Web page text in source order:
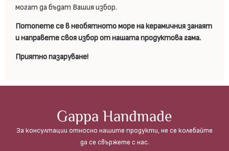
могат да бъдат Вашия избор.
Потопете се в необятното море на керамичния занаят
и направете своя избор от нашата продуктова гама.
Приятно пазаруване!
Gappa Handmade
За консултации относно нашите продукти, не се колебайте
да се свържете с нас.